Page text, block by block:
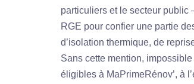
particuliers et le secteur public
RGE pour confier une partie
d’isolation thermique, de
Sans cette mention,
éligibles à MaPrimeRénov’, à